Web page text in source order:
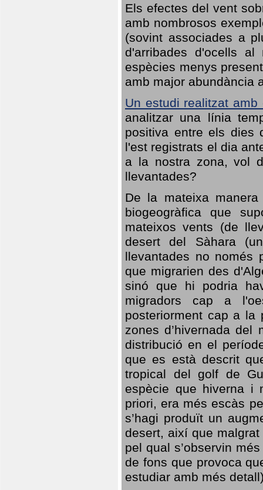
Els efectes del vent
amb nombrosos
(sovint associades a
d'arribades d'ocells
espècies menys
amb major abundància
Un estudi realitzat amb
analitzar una línia
positiva entre els dies
l'est registrats el dia
a la nostra zona, vol
llevantades?
De la mateixa
biogeogràfica que
mateixos vents (de
desert del Sàhara
llevantades no només
que migrarien des
sinó que hi podria
migradors cap a
posteriorment cap a la
zones d’hivernada
distribució en el
que es està descrit
tropical del golf de
espècie que hiverna i
priori, era més escàs
s’hagi produït un
desert, així que
pel qual s’observin
de fons que provoca
estudiar amb més